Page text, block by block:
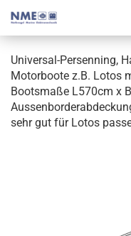
Universal-Persenning,
Motorboote z.B. Lotos
Bootsmaße L570cm x
sehr gut für Lotos